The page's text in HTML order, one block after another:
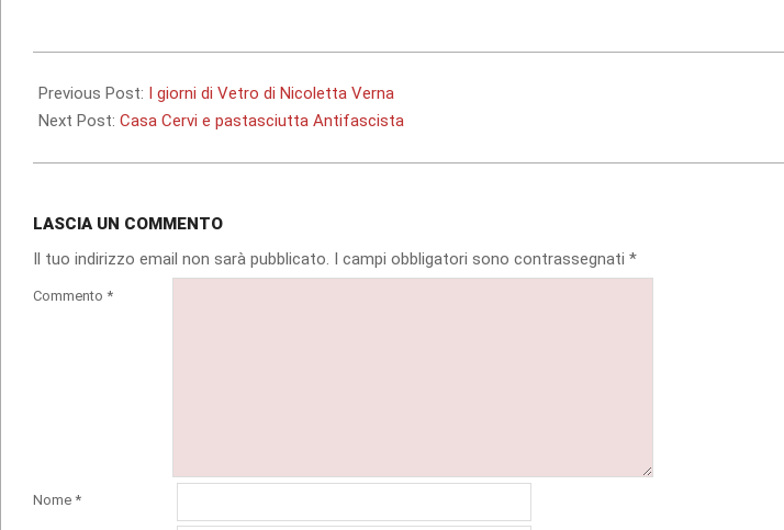
07-
21
Previous Post: I giorni di Vetro di Nicoletta Verna
Next Post: Casa Cervi e pastasciutta Antifascista
LASCIA UN COMMENTO
Il tuo indirizzo email non sarà pubblicato. I campi obbligatori sono contrassegnati *
Commento *
Nome *